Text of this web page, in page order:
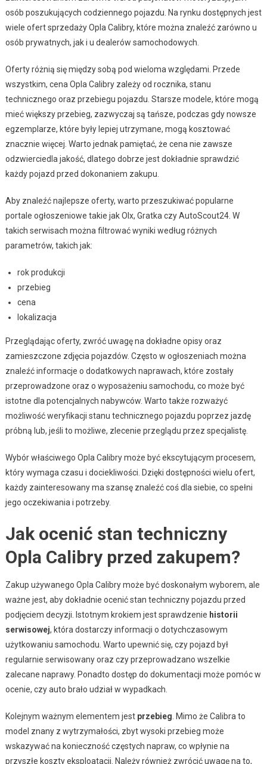
osób poszukujących codziennego pojazdu. Na rynku dostępnych jest
wiele ofert sprzedaży Opla Calibry, które można znaleźć zarówno u
osób prywatnych, jak i u dealerów samochodowych.
Oferty różnią się między sobą pod wieloma względami. Przede
wszystkim, cena Opla Calibry zależy od rocznika, stanu
technicznego oraz przebiegu pojazdu. Starsze modele, które mogą
mieć większy przebieg, zazwyczaj są tańsze, podczas gdy nowsze
egzemplarze, które były lepiej utrzymane, mogą kosztować
znacznie więcej. Warto jednak pamiętać, że cena nie zawsze
odzwierciedla jakość, dlatego dobrze jest dokładnie sprawdzić
każdy pojazd przed dokonaniem zakupu.
Aby znaleźć najlepsze oferty, warto przeszukiwać popularne
portale ogłoszeniowe takie jak Olx, Gratka czy AutoScout24. W
takich serwisach można filtrować wyniki według różnych
parametrów, takich jak:
rok produkcji
przebieg
cena
lokalizacja
Przeglądając oferty, zwróć uwagę na dokładne opisy oraz
zamieszczone zdjęcia pojazdów. Często w ogłoszeniach można
znaleźć informacje o dodatkowych naprawach, które zostały
przeprowadzone oraz o wyposażeniu samochodu, co może być
istotne dla potencjalnych nabywców. Warto także rozważyć
możliwość weryfikacji stanu technicznego pojazdu poprzez jazdę
próbną lub, jeśli to możliwe, zlecenie przeglądu przez specjalistę.
Wybór właściwego Opla Calibry może być ekscytującym procesem,
który wymaga czasu i dociekliwości. Dzięki dostępności wielu ofert,
każdy zainteresowany ma szansę znaleźć coś dla siebie, co spełni
jego oczekiwania i potrzeby.
Jak ocenić stan techniczny
Opla Calibry przed zakupem?
Zakup używanego Opla Calibry może być doskonałym wyborem, ale
ważne jest, aby dokładnie ocenić stan techniczny pojazdu przed
podjęciem decyzji. Istotnym krokiem jest sprawdzenie historii
serwisowej, która dostarczy informacji o dotychczasowym
użytkowaniu samochodu. Warto upewnić się, czy pojazd był
regularnie serwisowany oraz czy przeprowadzano wszelkie
zalecane naprawy. Ponadto dostęp do dokumentacji może pomóc w
ocenie, czy auto brało udział w wypadkach.
Kolejnym ważnym elementem jest przebieg . Mimo że Calibra to
model znany z wytrzymałości, zbyt wysoki przebieg może
wskazywać na konieczność częstych napraw, co wpłynie na
przyszłe koszty eksploatacji. Należy również zwrócić uwagę na to,